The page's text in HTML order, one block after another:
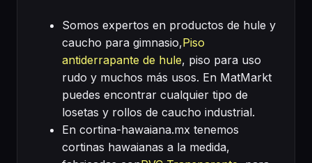
Somos expertos en productos de hule y
caucho para gimnasio,Piso
antiderrapante de hule, piso para uso
rudo y muchos más usos. En MatMarkt
puedes encontrar cualquier tipo de
losetas y rollos de caucho industrial.
En cortina-hawaiana.mx tenemos
cortinas hawaianas a la medida,